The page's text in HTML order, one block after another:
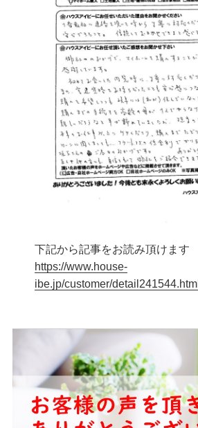
下記から記事をお読み頂けます
https://www.house-
ibe.jp/customer/detail241544.html